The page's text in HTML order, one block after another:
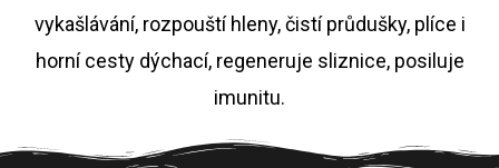
vykašlávání, rozpouští hleny, čistí průdušky, plíce i
horní cesty dýchací, regeneruje sliznice, posiluje
imunitu.